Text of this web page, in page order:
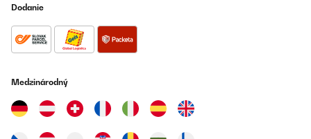
Dodanie
Medzinárodný